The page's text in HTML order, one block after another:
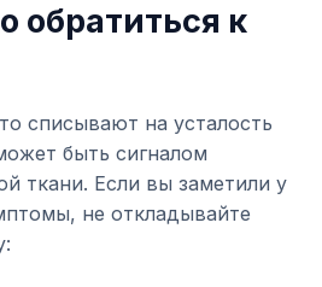
обратиться к
списывают на усталость
быть сигналом
ткани. Если вы заметили у
не откладывайте